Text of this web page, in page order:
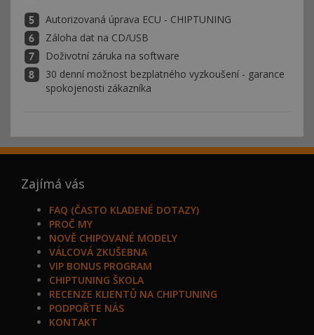
Autorizovaná úprava ECU - CHIPTUNING
Záloha dat na CD/USB
Doživotní záruka na software
30 denní možnost bezplatného vyzkoušení - garance
spokojenosti zákazníka
Zajímá vás
FAQ (ČASTO KLADENÉ DOTAZY)
PROČ MY
NOVĚ CHIPOVANÉ MODELY
VÁLCOVÁ ZKUŠEBNA
VIP BONUS PROGRAM
CHIPTUNING ŠKOLA
RECENZE KLIENTŮ NA CHIPTUNING
PODPOŘTE NÁS
KONTAKT